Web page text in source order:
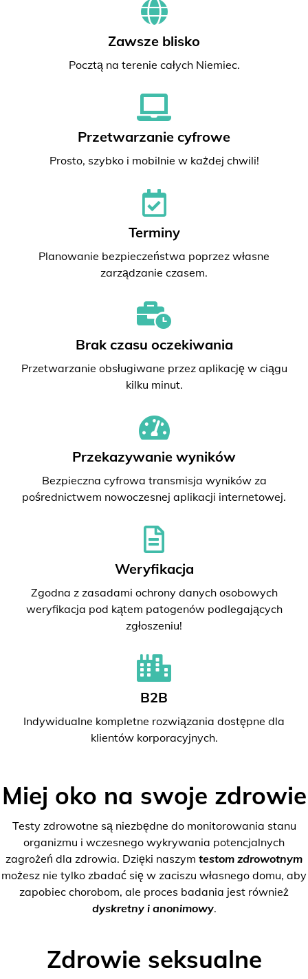
Zawsze blisko
Pocztą na terenie całych Niemiec.
Przetwarzanie cyfrowe
Prosto, szybko i mobilnie w każdej chwili!
Terminy
Planowanie bezpieczeństwa poprzez własne
zarządzanie czasem.
Brak czasu oczekiwania
Przetwarzanie obsługiwane przez aplikację w ciągu
kilku minut.
Przekazywanie wyników
Bezpieczna cyfrowa transmisja wyników za
pośrednictwem nowoczesnej aplikacji internetowej.
Weryfikacja
Zgodna z zasadami ochrony danych osobowych
weryfikacja pod kątem patogenów podlegających
zgłoszeniu!
B2B
Indywidualne kompletne rozwiązania dostępne dla
klientów korporacyjnych.
Miej oko na swoje zdrowie
Testy zdrowotne są niezbędne do monitorowania stanu
organizmu i wczesnego wykrywania potencjalnych
zagrożeń dla zdrowia. Dzięki naszym testom zdrowotnym
możesz nie tylko zbadać się w zaciszu własnego domu, aby
zapobiec chorobom, ale proces badania jest również
dyskretny i anonimowy.
Zdrowie seksualne